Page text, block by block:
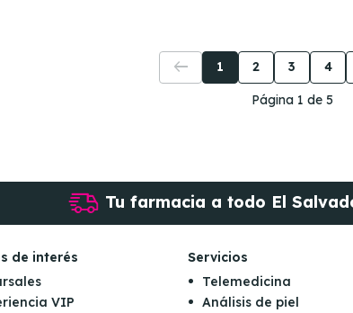
Página 1 de 5
arrow_left_alt 1 2 3 4
Tu farmacia a todo El
de interés
VIP
Servicios
Telemedicina
Análisis de piel